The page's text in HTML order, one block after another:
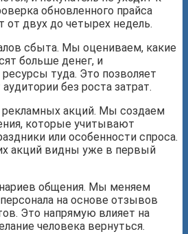
обновленного прайса
от двух до четырех недель.
сбыта. Мы оцениваем, какие
больше денег, и
туда. Это позволяет
без роста затрат.
акций. Мы создаем
которые учитывают
или особенности спроса.
акций видны уже в первый
общения. Мы меняем
на основе отзывов
Это напрямую влияет на
человека вернуться.